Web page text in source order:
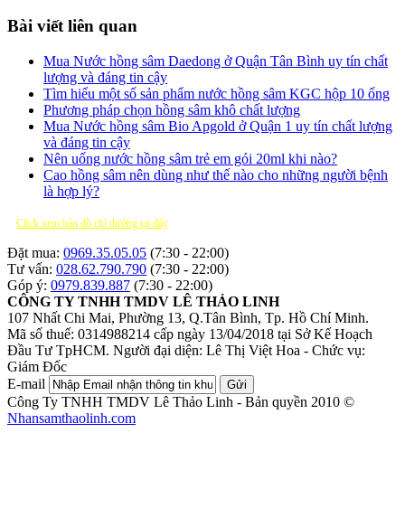
Bài viết liên quan
Mua Nước hồng sâm Daedong ở Quận Tân Bình uy tín chất
lượng và đáng tin cậy
Tìm hiểu một số sản phẩm nước hồng sâm KGC hộp 10 ống
Phương pháp chọn hồng sâm khô chất lượng
Mua Nước hồng sâm Bio Apgold ở Quận 1 uy tín chất lượng
và đáng tin cậy
Nên uống nước hồng sâm trẻ em gói 20ml khi nào?
Cao hồng sâm nên dùng như thế nào cho những người bệnh
là hợp lý?
Click xem bản đồ chỉ đường tại đây
Đặt mua: 0969.35.05.05 (7:30 - 22:00)
Tư vấn: 028.62.790.790 (7:30 - 22:00)
Góp ý: 0979.839.887 (7:30 - 22:00)
CÔNG TY TNHH TMDV LÊ THẢO LINH
107 Nhất Chi Mai, Phường 13, Q.Tân Bình, Tp. Hồ Chí Minh.
Mã số thuế: 0314988214 cấp ngày 13/04/2018 tại Sở Kế Hoạch
Đầu Tư TpHCM. Người đại diện: Lê Thị Việt Hoa - Chức vụ:
Giám Đốc
E-mail
Gửi
Công Ty TNHH TMDV Lê Thảo Linh - Bản quyền 2010 ©
Nhansamthaolinh.com